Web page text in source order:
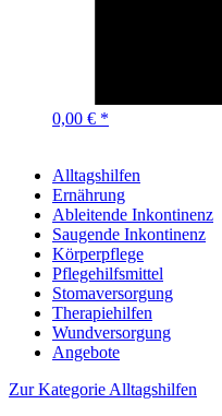
0,00 € *
Alltagshilfen
Ernährung
Ableitende Inkontinenz
Saugende Inkontinenz
Körperpflege
Pflegehilfsmittel
Stomaversorgung
Therapiehilfen
Wundversorgung
Angebote
Zur Kategorie Alltagshilfen